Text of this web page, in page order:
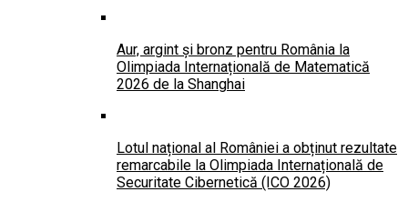
Aur, argint și bronz pentru România la
Olimpiada Internațională de Matematică
2026 de la Shanghai
Lotul național al României a obținut rezultate
remarcabile la Olimpiada Internațională de
Securitate Cibernetică (ICO 2026)